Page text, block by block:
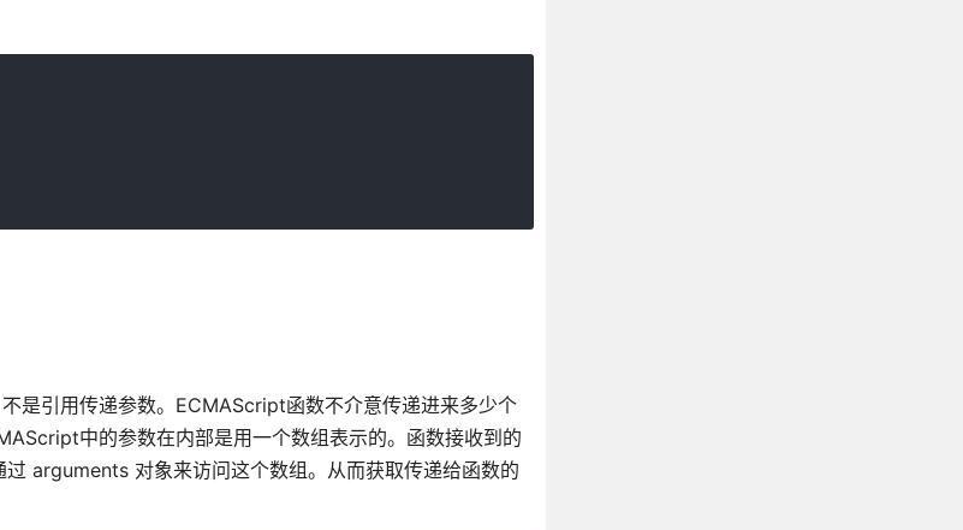
是引用传递参数。ECMAScript函数不介意传递进来多少个
中的参数在内部是用一个数组表示的。函数接收到的
arguments 对象来访问这个数组。从而获取传递给函数的